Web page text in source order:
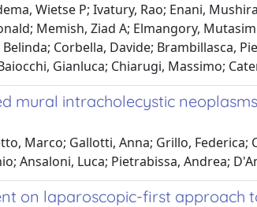
Wietse P; Ivatury, Rao; Enani,
Memish, Ziad A; Elmangory,
Corbella, Davide; Brambillasca,
Gianluca; Chiarugi, Massimo;
intracholecystic
Marco; Gallotti, Anna; Grillo,
Ansaloni, Luca; Pietrabissa, Andrea;
on laparoscopic-first